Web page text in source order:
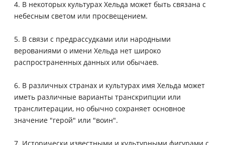
4. В некоторых культурах Хельда может быть связана с
небесным светом или просвещением.
5. В связи с предрассудками или народными
верованиями о имени Хельда нет широко
распространенных данных или обычаев.
6. В различных странах и культурах имя Хельда может
иметь различные варианты транскрипции или
транслитерации, но обычно сохраняет основное
значение "герой" или "воин".